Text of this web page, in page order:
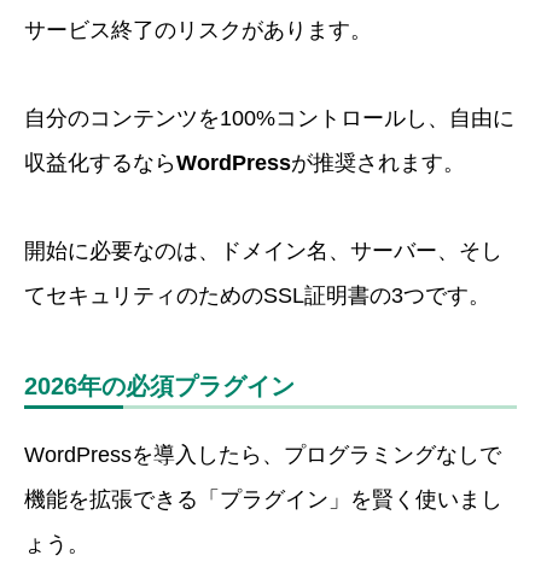
サービス終了のリスクがあります。
自分のコンテンツを100%コントロールし、自由に
収益化するならWordPressが推奨されます。
開始に必要なのは、ドメイン名、サーバー、そし
てセキュリティのためのSSL証明書の3つです。
2026年の必須プラグイン
WordPressを導入したら、プログラミングなしで
機能を拡張できる「プラグイン」を賢く使いまし
ょう。